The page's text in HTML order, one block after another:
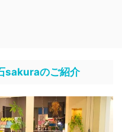
sakuraのご紹介